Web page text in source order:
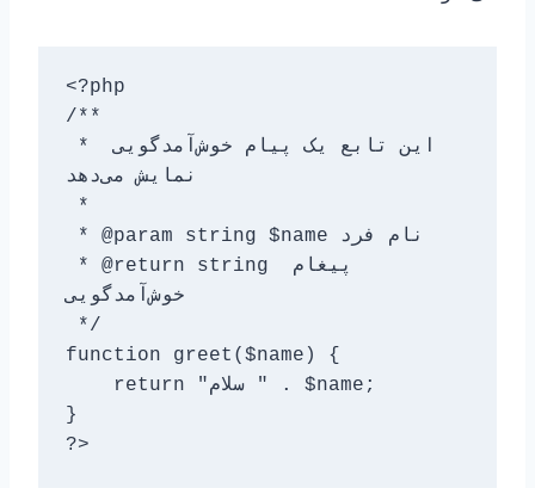
<?php
/**
نمایش می‌دهد
خوش‌آمدگویی
function greet($name) {
}
?>